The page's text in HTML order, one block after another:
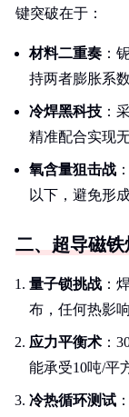
键突破在于：
材料二重奏 ：
持两者膨胀系
冷焊黑科技 ：
精准配合实现
氧含量狙击战
以下，避免形
二、超导磁
量子锁挑战 ：
布，任何热影
应力平衡术 ：
能承受10吨/平
冷热循环测试